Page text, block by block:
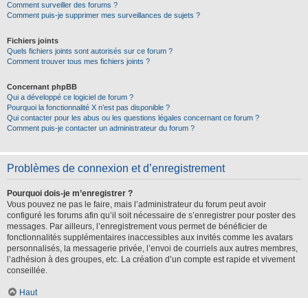
Comment surveiller des forums ?
Comment puis-je supprimer mes surveillances de sujets ?
Fichiers joints
Quels fichiers joints sont autorisés sur ce forum ?
Comment trouver tous mes fichiers joints ?
Concernant phpBB
Qui a développé ce logiciel de forum ?
Pourquoi la fonctionnalité X n’est pas disponible ?
Qui contacter pour les abus ou les questions légales concernant ce forum ?
Comment puis-je contacter un administrateur du forum ?
Problèmes de connexion et d’enregistrement
Pourquoi dois-je m’enregistrer ?
Vous pouvez ne pas le faire, mais l’administrateur du forum peut avoir
configuré les forums afin qu’il soit nécessaire de s’enregistrer pour poster des
messages. Par ailleurs, l’enregistrement vous permet de bénéficier de
fonctionnalités supplémentaires inaccessibles aux invités comme les avatars
personnalisés, la messagerie privée, l’envoi de courriels aux autres membres,
l’adhésion à des groupes, etc. La création d’un compte est rapide et vivement
conseillée.
Haut